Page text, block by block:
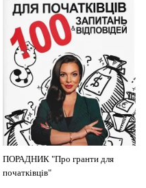
ПОРАДНИК "Про гранти для
початківців"